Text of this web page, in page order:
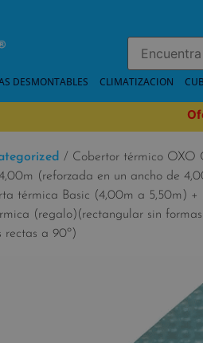
DESMONTABLES CLIMATIZACION
/ Cobertor térmico OXO
(reforzada en un ancho de
térmica Basic (4,00m a 5,50m) +
(regalo)(rectangular sin
rectas a 90º)